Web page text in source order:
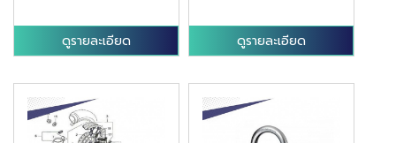
ดูรายละเอียด ดูรายละเอียด